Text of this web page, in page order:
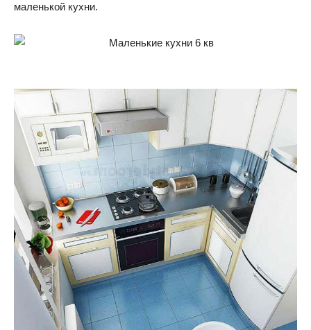
маленькой кухни.